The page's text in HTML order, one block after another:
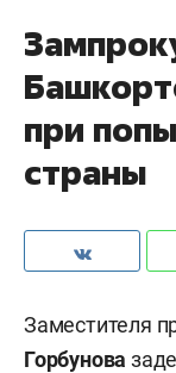
при
страны
Заместителя
Горбунова